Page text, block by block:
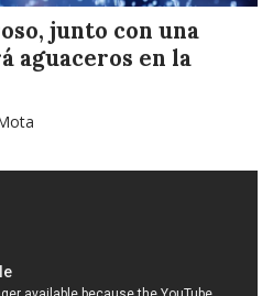
junto con una
aguaceros en la